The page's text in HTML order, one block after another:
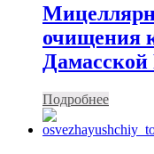
очищения
Дамасской
Подробнее